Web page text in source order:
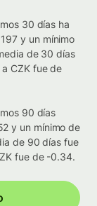
30 días ha
y un mínimo
de 30 días
CZK fue de
90 días
y un mínimo de
de 90 días fue
fue de -0.34.